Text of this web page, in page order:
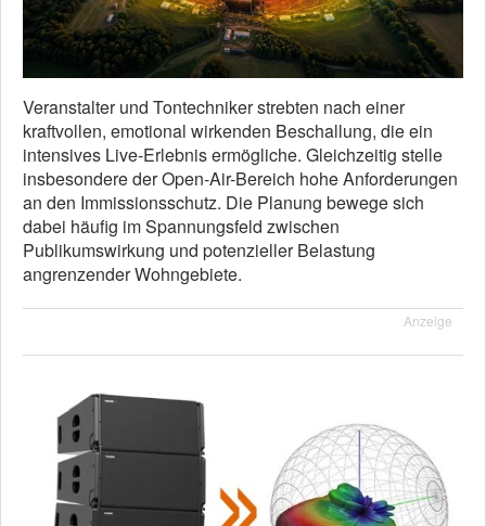
Veranstalter und Tontechniker strebten nach einer
kraftvollen, emotional wirkenden Beschallung, die ein
intensives Live-Erlebnis ermögliche. Gleichzeitig stelle
insbesondere der Open-Air-Bereich hohe Anforderungen
an den Immissionsschutz. Die Planung bewege sich
dabei häufig im Spannungsfeld zwischen
Publikumswirkung und potenzieller Belastung
angrenzender Wohngebiete.
Anzeige